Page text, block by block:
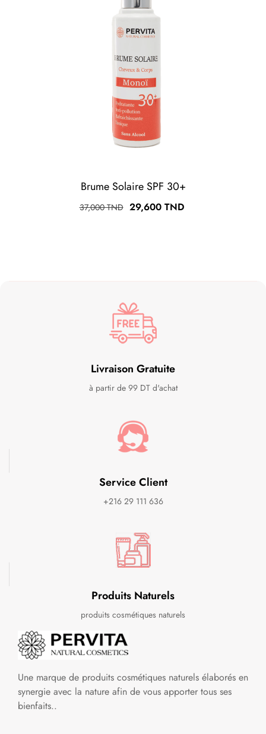
Brume Solaire SPF 30+
Prix
37,000 TND Prix
29,600 TND
Livraison Gratuite
à partir de 99 DT d'achat
Service Client
+216 29 111 636
Produits Naturels
produits cosmétiques naturels
Une marque de produits cosmétiques naturels élaborés en
synergie avec la nature afin de vous apporter tous ses
bienfaits..